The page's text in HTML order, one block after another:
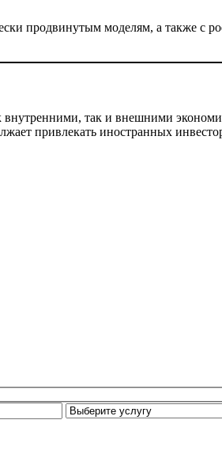
продвинутым моделям, а также с
так и внешними
привлекать иностранных